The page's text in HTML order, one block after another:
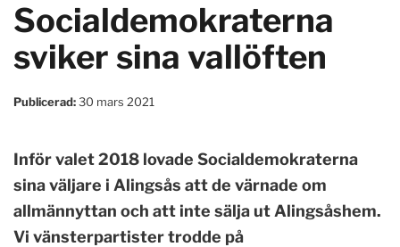
Socialdemokraterna
sviker sina vallöften
Publicerad:30 mars 2021
Inför valet 2018 lovade Socialdemokraterna
sina väljare i Alingsås att de värnade om
allmännyttan och att inte sälja ut Alingsåshem.
Vi vänsterpartister trodde på